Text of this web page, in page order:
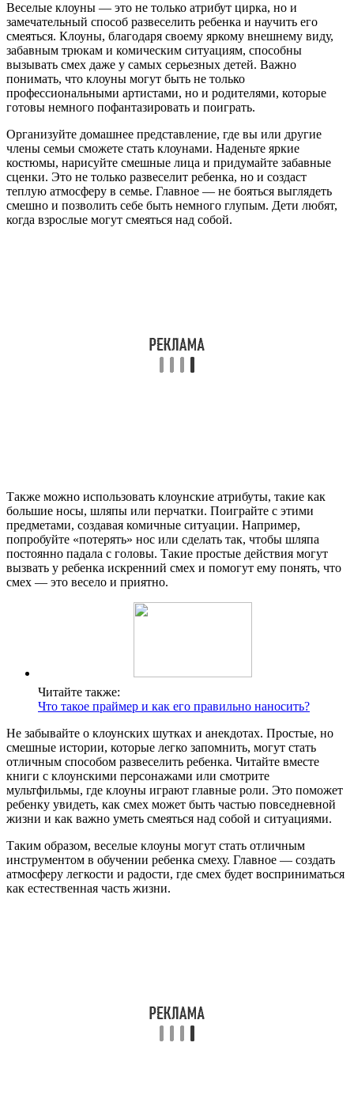
Веселые клоуны — это не только атрибут цирка, но и
замечательный способ развеселить ребенка и научить его
смеяться. Клоуны, благодаря своему яркому внешнему виду,
забавным трюкам и комическим ситуациям, способны
вызывать смех даже у самых серьезных детей. Важно
понимать, что клоуны могут быть не только
профессиональными артистами, но и родителями, которые
готовы немного пофантазировать и поиграть.
Организуйте домашнее представление, где вы или другие
члены семьи сможете стать клоунами. Наденьте яркие
костюмы, нарисуйте смешные лица и придумайте забавные
сценки. Это не только развеселит ребенка, но и создаст
теплую атмосферу в семье. Главное — не бояться выглядеть
смешно и позволить себе быть немного глупым. Дети любят,
когда взрослые могут смеяться над собой.
Также можно использовать клоунские атрибуты, такие как
большие носы, шляпы или перчатки. Поиграйте с этими
предметами, создавая комичные ситуации. Например,
попробуйте «потерять» нос или сделать так, чтобы шляпа
постоянно падала с головы. Такие простые действия могут
вызвать у ребенка искренний смех и помогут ему понять, что
смех — это весело и приятно.
Читайте также:
Что такое праймер и как его правильно наносить?
Не забывайте о клоунских шутках и анекдотах. Простые, но
смешные истории, которые легко запомнить, могут стать
отличным способом развеселить ребенка. Читайте вместе
книги с клоунскими персонажами или смотрите
мультфильмы, где клоуны играют главные роли. Это поможет
ребенку увидеть, как смех может быть частью повседневной
жизни и как важно уметь смеяться над собой и ситуациями.
Таким образом, веселые клоуны могут стать отличным
инструментом в обучении ребенка смеху. Главное — создать
атмосферу легкости и радости, где смех будет восприниматься
как естественная часть жизни.